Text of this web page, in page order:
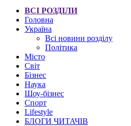
ВСІ РОЗДІЛИ
Головна
Україна
Всі новини розділу
Політика
Місто
Світ
Бізнес
Наука
Шоу-бізнес
Спорт
Lifestyle
БЛОГИ ЧИТАЧІВ